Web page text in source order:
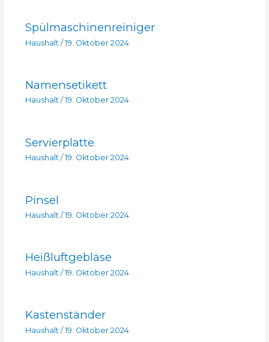
Spülmaschinenreiniger
Haushalt /19. Oktober 2024
Namensetikett
Haushalt/ 19. Oktober 2024
Servierplatte
Haushalt/ 19. Oktober 2024
Pinsel
Haushalt/ 19. Oktober 2024
Heißluftgebläse
Haushalt / 19. Oktober 2024
Kastenständer
Haushalt /19. Oktober 2024